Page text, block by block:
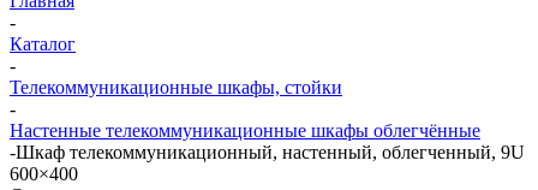
-
Каталог
-
Телекоммуникационные шкафы, стойки
-
Настенные телекоммуникационные шкафы облегчённые
-Шкаф телекоммуникационный, настенный, облегченный, 9U
600×400